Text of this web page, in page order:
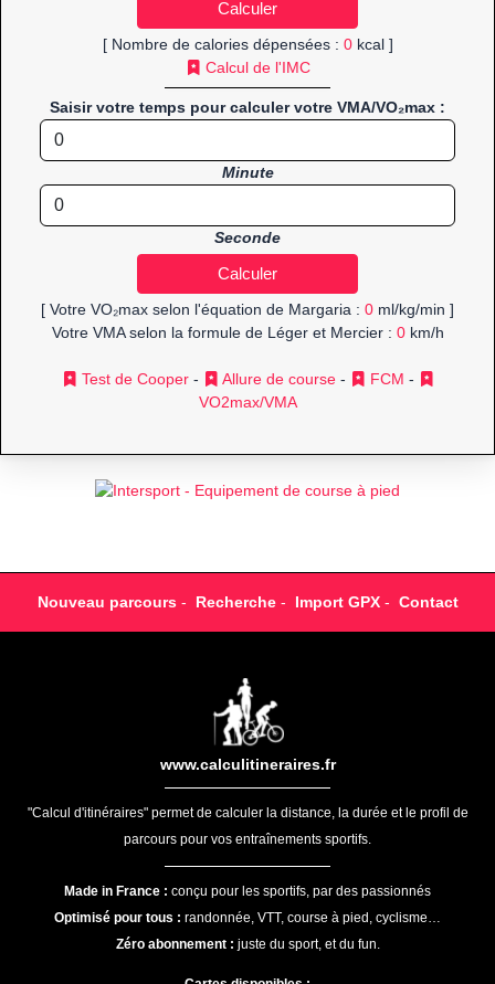
[ Nombre de calories dépensées : 0kcal ]
Calcul de l'IMC
Saisir votre temps pour calculer votre VMA/VO₂max :
Minute
Seconde
[ Votre VO₂max selon l'équation de Margaria : 0 ml/kg/min ]
Votre VMA selon la formule de Léger et Mercier : 0km/h
Test de Cooper- Allure de course- FCM -
VO2max/VMA
Nouveau parcours- Recherche- Import GPX- Contact
www.calculitineraires.fr
"Calcul d'itinéraires" permet de calculer la distance, la durée et le profil de
parcours pour vos entraînements sportifs.
Made in France : conçu pour les sportifs, par des passionnés
Optimisé pour tous : randonnée, VTT, course à pied, cyclisme…
Zéro abonnement : juste du sport, et du fun.